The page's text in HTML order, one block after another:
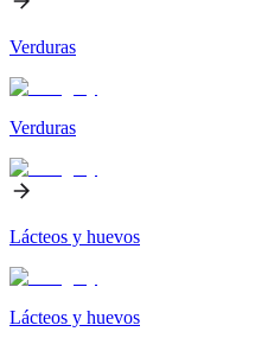
Verduras
Verduras
Lácteos y huevos
Lácteos y huevos